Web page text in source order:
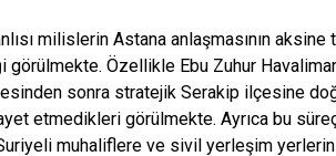
milislerin Astana anlaşmasının aksine
görülmekte. Özellikle Ebu Zuhur
sonra stratejik Serakip ilçesine
etmedikleri görülmekte. Ayrıca bu
muhaliflere ve sivil yerleşim